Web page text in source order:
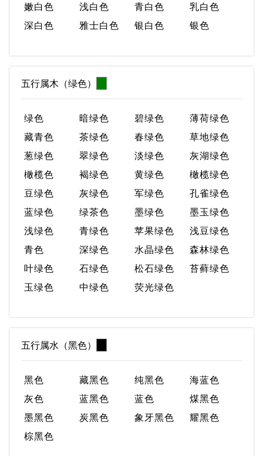
嫩白色
浅白色 青白色
乳白色
深白色
雅士白色 银白色 银色
五行属木（绿色）
绿色 暗绿色 碧绿色
薄荷绿色
藏青色
茶绿色 春绿色
草地绿色
葱绿色
翠绿色 淡绿色
灰湖绿色
橄榄色
褐绿色 黄绿色
橄榄绿色
豆绿色
灰绿色 军绿色
孔雀绿色
蓝绿色
绿茶色 墨绿色
墨玉绿色
浅绿色
青绿色 苹果绿色
浅豆绿色
青色
深绿色 水晶绿色
森林绿色
叶绿色
石绿色 松石绿色
苔藓绿色
玉绿色
中绿色 荧光绿色
五行属水（黑色）
黑色 藏黑色 纯黑色
海蓝色
灰色
蓝黑色 蓝色
煤黑色
墨黑色
炭黑色 象牙黑色
耀黑色
棕黑色